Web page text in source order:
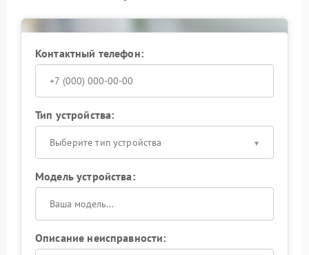
Ранняя диагностика снижает риск серьезных
поломок. Обратитесь к специалистам при первых
сбоях, чтобы сохранить стабильную работу
оборудования.
Контактный телефон:
Тип устройства:
Выберите тип устройства
Модель устройства:
Описание неисправности: